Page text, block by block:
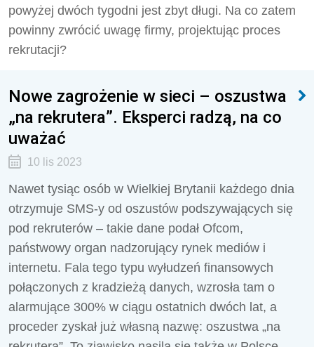
powyżej dwóch tygodni jest zbyt długi. Na co zatem
powinny zwrócić uwagę firmy, projektując proces
rekrutacji?
Nowe zagrożenie w sieci – oszustwa
„na rekrutera”. Eksperci radzą, na co
uważać
10 lis 2023
Nawet tysiąc osób w Wielkiej Brytanii każdego dnia
otrzymuje SMS-y od oszustów podszywających się
pod rekruterów – takie dane podał Ofcom,
państwowy organ nadzorujący rynek mediów i
internetu. Fala tego typu wyłudzeń finansowych
połączonych z kradzieżą danych, wzrosła tam o
alarmujące 300% w ciągu ostatnich dwóch lat, a
proceder zyskał już własną nazwę: oszustwa „na